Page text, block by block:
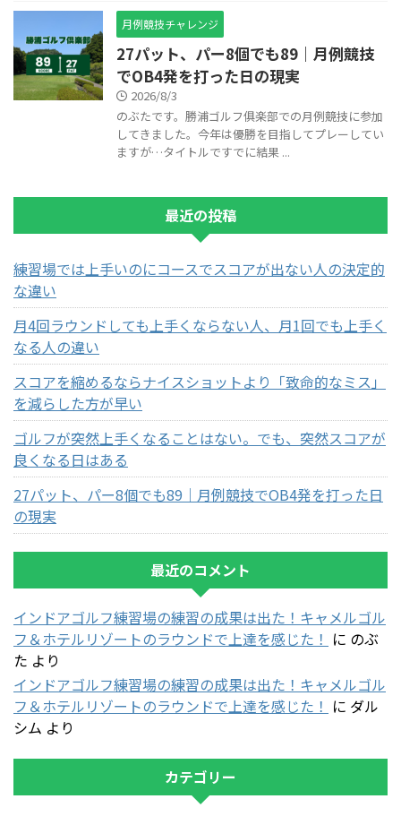
月例競技チャレンジ
27パット、パー8個でも89｜月例競技
でOB4発を打った日の現実
2026/8/3
のぶたです。勝浦ゴルフ俱楽部での月例競技に参加
してきました。今年は優勝を目指してプレーしてい
ますが…タイトルですでに結果 ...
最近の投稿
練習場では上手いのにコースでスコアが出ない人の決定的
な違い
月4回ラウンドしても上手くならない人、月1回でも上手く
なる人の違い
スコアを縮めるならナイスショットより「致命的なミス」
を減らした方が早い
ゴルフが突然上手くなることはない。でも、突然スコアが
良くなる日はある
27パット、パー8個でも89｜月例競技でOB4発を打った日
の現実
最近のコメント
インドアゴルフ練習場の練習の成果は出た！キャメルゴル
フ＆ホテルリゾートのラウンドで上達を感じた！ に のぶ
た より
インドアゴルフ練習場の練習の成果は出た！キャメルゴル
フ＆ホテルリゾートのラウンドで上達を感じた！ に ダル
シム より
カテゴリー